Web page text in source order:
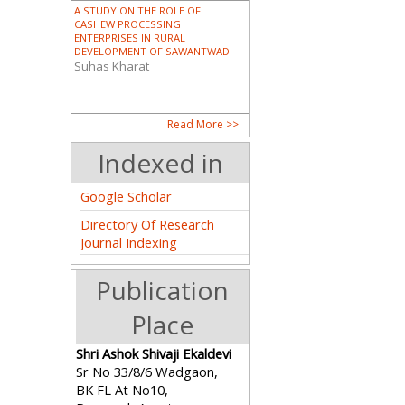
A STUDY ON THE ROLE OF
CASHEW PROCESSING
ENTERPRISES IN RURAL
DEVELOPMENT OF SAWANTWADI
Suhas Kharat
DALIT AND SCHEDULED TRIBE
WOMEN IN INDIA
Dr. Sunita Pandro
PIONEERING WOMEN IN MODERN
ASSAM: A HISTORICAL ANALYSIS
OF THE CONTRIBUTIONS OF
AMALPRAVA DAS
Guptajit Pathak
भारताच्या निर्मितीमध्ये आणि कोकण पर्यटनात
महिलांचे योगदान (महाराष्ट्र विशेष संदर्भ)
Mr. Satyajit R. Raje
Read More >>
Indexed in
Google Scholar
Directory Of Research
Journal Indexing
Publication
Place
Shri Ashok Shivaji Ekaldevi
Sr No 33/8/6 Wadgaon,
BK FL At No10,